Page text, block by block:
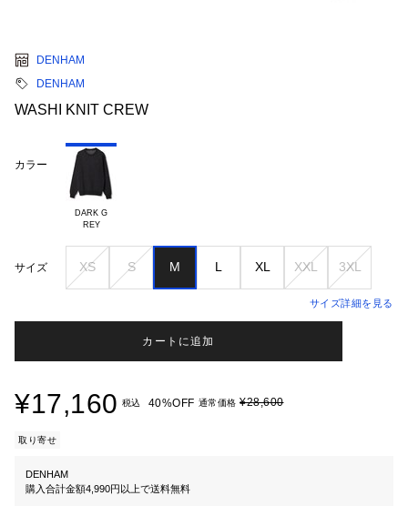
DENHAM
DENHAM
WASHI KNIT CREW
カラー
DARK G
REY
サイズ XS S M L XL XXL 3XL
サイズ詳細を見る
カートに追加
¥17,160 税込 40%OFF 通常価格 ¥28,600
取り寄せ
DENHAM
購入合計金額4,990円以上で送料無料